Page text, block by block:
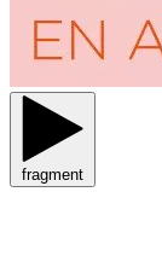
fragment